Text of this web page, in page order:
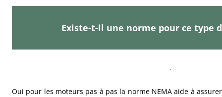
Existe-t-il une norme pour ce type
.
Oui pour les moteurs pas à pas la norme NEMA aide à